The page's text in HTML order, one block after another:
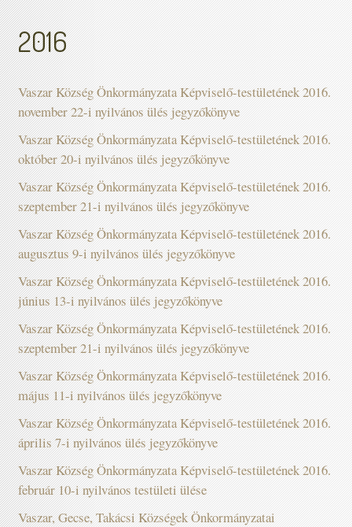
2016
Vaszar Község Önkormányzata Képviselő-testületének 2016.
november 22-i nyilvános ülés jegyzőkönyve
Vaszar Község Önkormányzata Képviselő-testületének 2016.
október 20-i nyilvános ülés jegyzőkönyve
Vaszar Község Önkormányzata Képviselő-testületének 2016.
szeptember 21-i nyilvános ülés jegyzőkönyve
Vaszar Község Önkormányzata Képviselő-testületének 2016.
augusztus 9-i nyilvános ülés jegyzőkönyve
Vaszar Község Önkormányzata Képviselő-testületének 2016.
június 13-i nyilvános ülés jegyzőkönyve
Vaszar Község Önkormányzata Képviselő-testületének 2016.
szeptember 21-i nyilvános ülés jegyzőkönyve
Vaszar Község Önkormányzata Képviselő-testületének 2016.
május 11-i nyilvános ülés jegyzőkönyve
Vaszar Község Önkormányzata Képviselő-testületének 2016.
április 7-i nyilvános ülés jegyzőkönyve
Vaszar Község Önkormányzata Képviselő-testületének 2016.
február 10-i nyilvános testületi ülése
Vaszar, Gecse, Takácsi Községek Önkormányzatai